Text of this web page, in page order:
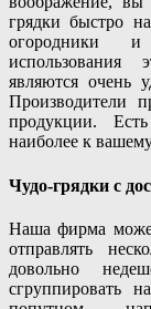
грядки быстро
огородники
использования
являются очень
Производители
продукции.
наиболее к
Чудо-грядки с
Наша фирма
отправлять
довольно
сгруппировать